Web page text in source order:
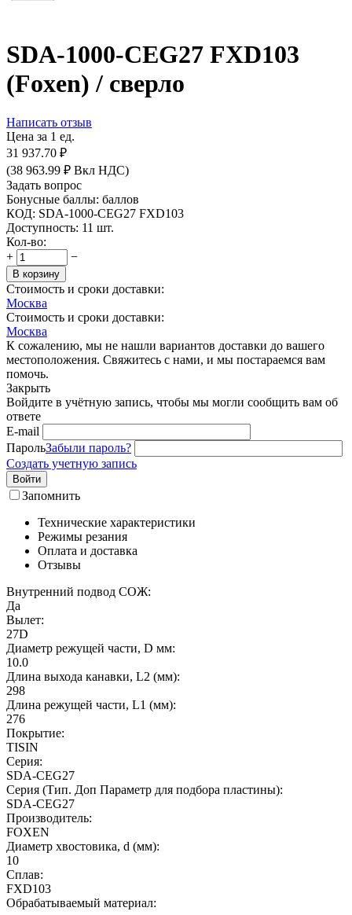
SDA-1000-CEG27 FXD103
(Foxen) / сверло
Написать отзыв
Цена за 1 ед.
31 937.70 ₽
(38 963.99 ₽ Вкл НДС)
Задать вопрос
Бонусные баллы: баллов
КОД: SDA-1000-CEG27 FXD103
Доступность: 11 шт.
Кол-во:
+
−
В корзину
Стоимость и сроки доставки:
Москва
Стоимость и сроки доставки:
Москва
К сожалению, мы не нашли вариантов доставки до вашего
местоположения. Свяжитесь с нами, и мы постараемся вам
помочь.
Закрыть
Войдите в учётную запись, чтобы мы могли сообщить вам об
ответе
E-mail
ПарольЗабыли пароль?
Создать учетную запись
Войти
Запомнить
Технические характеристики
Режимы резания
Оплата и доставка
Отзывы
Внутренний подвод СОЖ:
Да
Вылет:
27D
Диаметр режущей части, D мм:
10.0
Длина выхода канавки, L2 (мм):
298
Длина режущей части, L1 (мм):
276
Покрытие:
TISIN
Серия:
SDA-CEG27
Серия (Тип. Доп Параметр для подбора пластины):
SDA-CEG27
Производитель:
FOXEN
Диаметр хвостовика, d (мм):
10
Сплав:
FXD103
Обрабатываемый материал: